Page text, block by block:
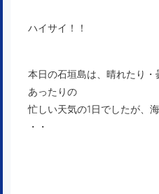
ハイサイ！！
本日の石垣島は、晴れたり
あったりの
忙しい天気の1日でしたが、
・・